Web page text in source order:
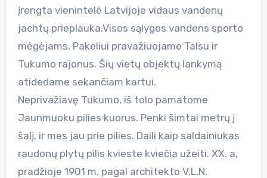
įrengta vienintelė Latvijoje vidaus vandenų
jachtų prieplauka.Visos sąlygos vandens sporto
mėgėjams. Pakeliui pravažiuojame Talsu ir
Tukumo rajonus. Šių vietų objektų lankymą
atidedame sekančiam kartui.
Neprivažiavę Tukumo, iš tolo pamatome
Jaunmuoku pilies kuorus. Penki šimtai metrų į
šalį, ir mes jau prie pilies. Daili kaip saldainiukas
raudonų plytų pilis kvieste kviečia užeiti. XX. a,
pradžioje 1901 m. pagal architekto V.L.N.